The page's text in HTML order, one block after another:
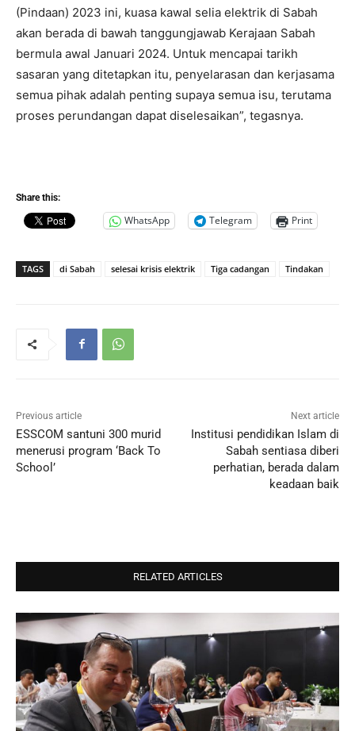
(Pindaan) 2023 ini, kuasa kawal selia elektrik di Sabah
akan berada di bawah tanggungjawab Kerajaan Sabah
bermula awal Januari 2024. Untuk mencapai tarikh
sasaran yang ditetapkan itu, penyelarasan dan kerjasama
semua pihak adalah penting supaya semua isu, terutama
proses perundangan dapat diselesaikan”, tegasnya.
Share this:
WhatsApp Telegram Print
TAGS di Sabah selesai krisis elektrik Tiga cadangan Tindakan
Previous article
ESSCOM santuni 300 murid
menerusi program ‘Back To
School’
Next article
Institusi pendidikan Islam di
Sabah sentiasa diberi
perhatian, berada dalam
keadaan baik
RELATED ARTICLES